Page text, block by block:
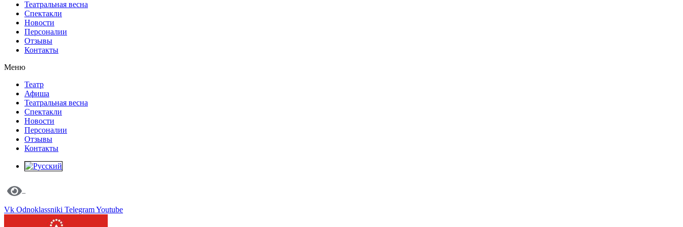
Театральная весна
Спектакли
Новости
Персоналии
Отзывы
Контакты
Меню
Театр
Афиша
Театральная весна
Спектакли
Новости
Персоналии
Отзывы
Контакты
Vk Odnoklassniki TelegramYoutube